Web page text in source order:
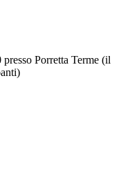
Porretta Terme (il